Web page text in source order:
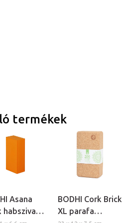
termékek
Asana
habszivacs
BODHI Cork Brick
XL parafa